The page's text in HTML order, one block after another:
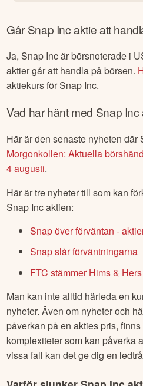
GårSnap Incaktie att
Ja,Snap Incär börsnoterade i
aktier går att handla på börsen.
aktiekurs förSnap Inc.
Vad har hänt med Snap Inc
Här är den senaste nyheten där
Morgonkollen: Aktuella
4 augusti.
Här är tre nyheter till som kan
Snap Incaktien:
Snap över förväntan -
Snap slår förväntningarna
FTC stämmer Hims &
Man kan inte alltid härleda en
nyheter. Även om nyheter och
påverkan på en akties pris,
komplexiteter som kan påverka
vissa fall kan det ge dig en